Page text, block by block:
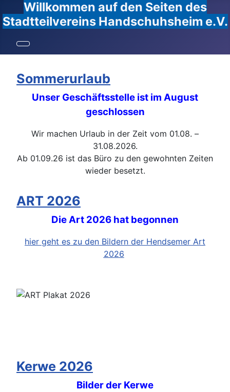
Willkommen auf den Seiten des
Stadtteilvereins Handschuhsheim e.V.
Sommerurlaub
Unser Geschäftsstelle ist im August
geschlossen
Wir machen Urlaub in der Zeit vom 01.08. –
31.08.2026.
Ab 01.09.26 ist das Büro zu den gewohnten Zeiten
wieder besetzt.
ART 2026
Die Art 2026 hat begonnen
hier geht es zu den Bildern der Hendsemer Art
2026
Kerwe 2026
Bilder der Kerwe